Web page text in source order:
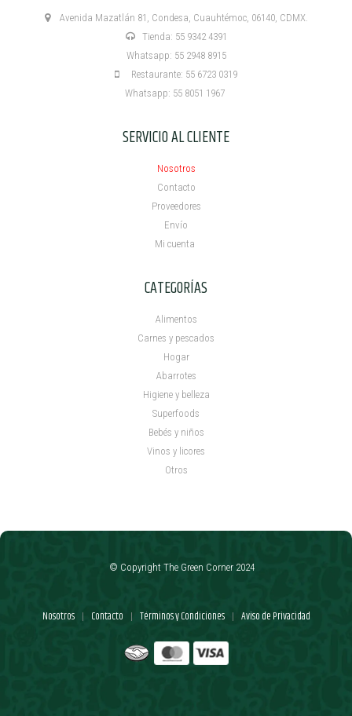
Avenida Mazatlán 81, Condesa, Cuauhtémoc, 06140, CDMX.
Tienda: 55 9342 4391
Whatsapp: 55 2948 8915
Restaurante: 55 6723 0319
Whatsapp: 55 8051 1967
SERVICIO AL CLIENTE
Nosotros
Contacto
Proveedores
Envío
Mi cuenta ​
CATEGORÍAS
Alimentos
Carnes y pescados
Hogar
Abarrotes
Higiene y belleza
Superfoods
Bebés y niños
Vinos y licores
Otros
Nosotros | Contacto | Términos y Condiciones | Aviso de Privacidad
© Copyright The Green Corner 2024